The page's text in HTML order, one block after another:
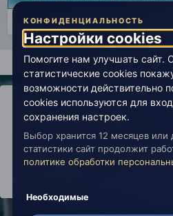
Нет пользователей,
Главная Лаборатория
IPS ThemebyIPSFocus
Обратная связь
copyright © 2026
КОНФИДЕНЦИАЛЬНОСТЬ
Настройки cookies
Помогите нам улучшать сайт.
статистические cookies
возможности действительно
cookies используются для
сохранения настроек.
Выбор хранится 12 месяцев или
статистики сайт продолжит
политике обработки
Необходимые